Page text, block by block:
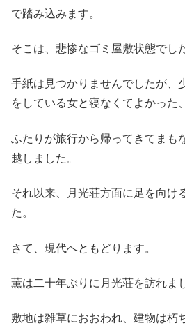
で踏み込みます。
そこは、悲惨なゴミ屋敷状態でし
手紙は見つかりませんでしたが、
をしている女と寝なくてよかった
ふたりが旅行から帰ってきてまも
越しました。
それ以来、月光荘方面に足を向け
た。
さて、現代へともどります。
薫は二十年ぶりに月光荘を訪れま
敷地は雑草におおわれ、建物は朽